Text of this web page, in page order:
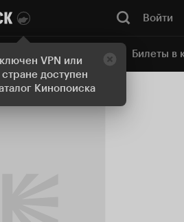
VPN или
доступен
Кинопоиска
Войти
Онлайн-кинотеатр Билеты в